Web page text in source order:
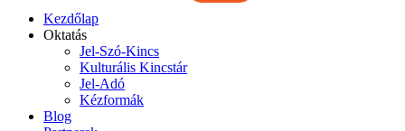
Kezdőlap
Oktatás
Jel-Szó-Kincs
Kulturális Kincstár
Jel-Adó
Kézformák
Blog